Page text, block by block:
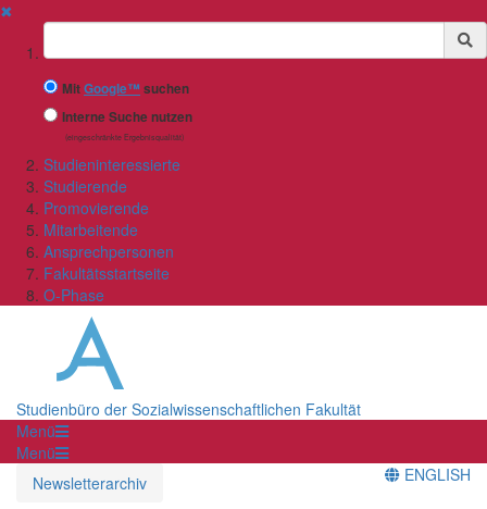
✖
Suchbegriff
MitGoogle™ suchen
Interne Suche nutzen
(eingeschränkte Ergebnisqualität)
Studieninteressierte
Studierende
Promovierende
Mitarbeitende
Ansprechpersonen
Fakultätsstartseite
O-Phase
Studienbüro der Sozialwissenschaftlichen Fakultät
Menü
Menü
Newsletterarchiv
ENGLISH